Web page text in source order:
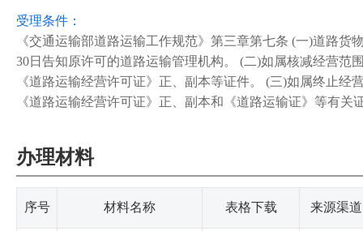
受理条件：
《交通运输部道路运输工作规范》第三章第七条 (一)道路
30日告知原许可的道路运输管理机构。 (二)如属核减经营范
《道路运输经营许可证》正、副本等证件。 (三)如属终止
《道路运输经营许可证》正、副本和《道路运输证》等有关
办理材料
序号 材料名称 表格下载 来源渠道